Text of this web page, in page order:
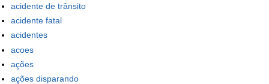
acidente de trânsito
acidente fatal
acidentes
acoes
ações
ações disparando